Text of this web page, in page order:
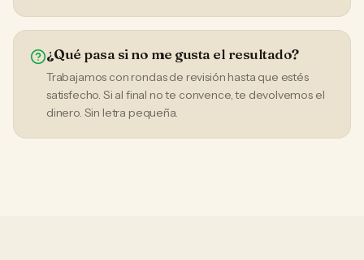
¿Qué pasa si no me gusta el resultado?
Trabajamos con rondas de revisión hasta que estés
satisfecho. Si al final no te convence, te devolvemos el
dinero. Sin letra pequeña.